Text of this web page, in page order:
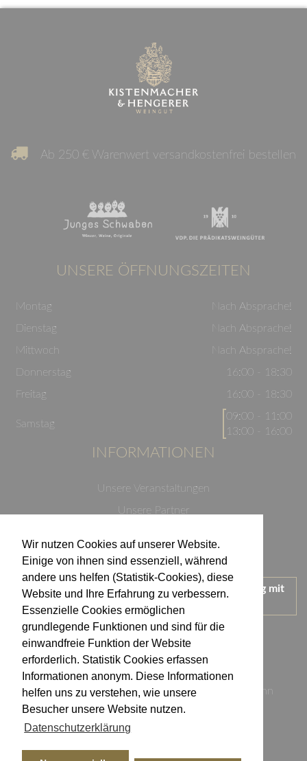
Wir nutzen Cookies auf unserer Website.
Einige von ihnen sind essenziell, während
andere uns helfen (Statistik-Cookies), diese
Website und Ihre Erfahrung zu verbessern.
Essenzielle Cookies ermöglichen
grundlegende Funktionen und sind für die
einwandfreie Funktion der Website
erforderlich. Statistik Cookies erfassen
Informationen anonym. Diese Informationen
helfen uns zu verstehen, wie unsere
Besucher unsere Website nutzen.
Datenschutzerklärung
Ab 250 € Warenwert versandkostenfrei bestellen
UNSERE ÖFFNUNGSZEITEN
Montag
Nach Absprache!
Dienstag
Nach Absprache!
Mittwoch
Nach Absprache!
Donnerstag
16:00 - 18:30
Freitag
16:00 - 18:30
Samstag
09:00 - 11:00
13:00 - 16:00
INFORMATIONEN
Unsere Veranstaltungen
Unsere Partner
Impressum
Wir treten für einen verantwortungsvollen Umgang mit
Alkohol ein.
KONTAKT
Weingut Kistenmacher & Hengerer
Eugen-Nägele-Straße 23-25, 74074 Heilbronn
info@kistenmacher-hengerer.de